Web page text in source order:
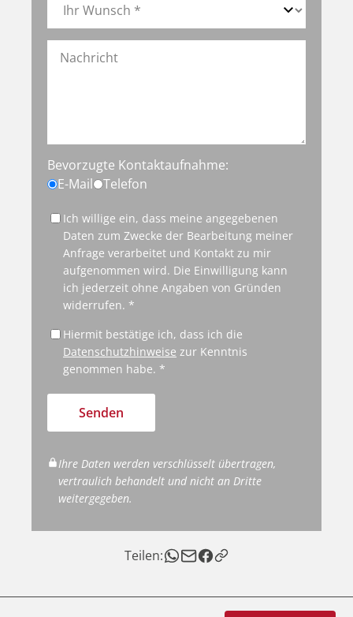
Bevorzugte Kontaktaufnahme:
E-Mail
Telefon
Ich willige ein, dass meine angegebenen
Daten zum Zwecke der Bearbeitung meiner
Anfrage verarbeitet und Kontakt zu mir
aufgenommen wird. Die Einwilligung kann
ich jederzeit ohne Angaben von Gründen
widerrufen. *
Hiermit bestätige ich, dass ich die
Datenschutzhinweise zur Kenntnis
genommen habe. *
Senden
Ihre Daten werden verschlüsselt übertragen,
vertraulich behandelt und nicht an Dritte
weitergegeben.
Teilen: